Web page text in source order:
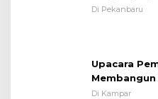
Pesan
Di Pekanbaru
Upacara
Membangun
Kodim 0313/
Di Kampar